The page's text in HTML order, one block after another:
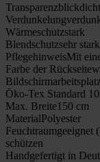
Transparenzblickdicht
Verdunkelung
Wärmeschutzstark
Blendschutzsehr stark
PflegehinweisMit
Farbe der Rückseite
Öko-Tex Standard
Max. Breite150 cm
MaterialPolyester
Feuchtraumgeeignet
schützen
Handgefertigt in